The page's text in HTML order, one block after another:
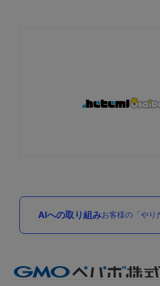
AIへの取り組みお客様の「やり